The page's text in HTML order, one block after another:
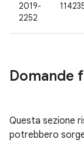
2019-
2252
Domande
Questa sezione
potrebbero